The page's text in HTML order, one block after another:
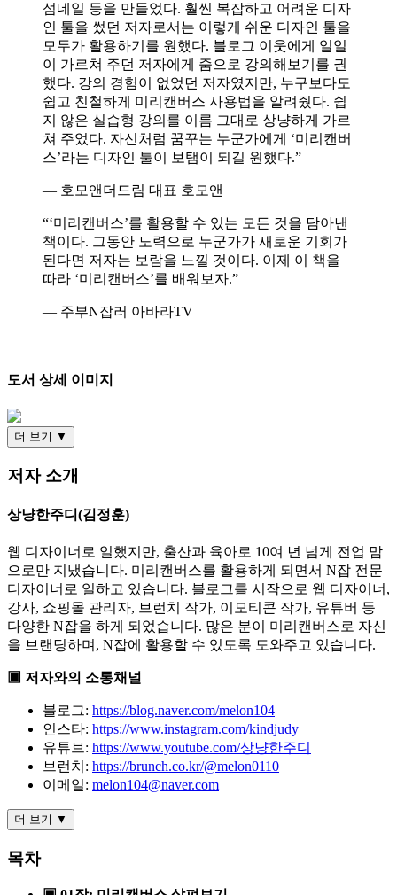
섬네일 등을 만들었다. 훨씬 복잡하고 어려운 디자
인 툴을 썼던 저자로서는 이렇게 쉬운 디자인 툴을
모두가 활용하기를 원했다. 블로그 이웃에게 일일
이 가르쳐 주던 저자에게 줌으로 강의해보기를 권
했다. 강의 경험이 없었던 저자였지만, 누구보다도
쉽고 친철하게 미리캔버스 사용법을 알려줬다. 쉽
지 않은 실습형 강의를 이름 그대로 상냥하게 가르
쳐 주었다. 자신처럼 꿈꾸는 누군가에게 ‘미리캔버
스’라는 디자인 툴이 보탬이 되길 원했다.”
— 호모앤더드림 대표 호모앤
“‘미리캔버스’를 활용할 수 있는 모든 것을 담아낸
책이다. 그동안 노력으로 누군가가 새로운 기회가
된다면 저자는 보람을 느낄 것이다. 이제 이 책을
따라 ‘미리캔버스’를 배워보자.”
— 주부N잡러 아바라TV
도서 상세 이미지
더 보기 ▼
저자 소개
상냥한주디(김정훈)
웹 디자이너로 일했지만, 출산과 육아로 10여 년 넘게 전업 맘
으로만 지냈습니다. 미리캔버스를 활용하게 되면서 N잡 전문
디자이너로 일하고 있습니다. 블로그를 시작으로 웹 디자이너,
강사, 쇼핑몰 관리자, 브런치 작가, 이모티콘 작가, 유튜버 등
다양한 N잡을 하게 되었습니다. 많은 분이 미리캔버스로 자신
을 브랜딩하며, N잡에 활용할 수 있도록 도와주고 있습니다.
▣ 저자와의 소통채널
블로그: https://blog.naver.com/melon104
인스타: https://www.instagram.com/kindjudy
유튜브: https://www.youtube.com/상냥한주디
브런치: https://brunch.co.kr/@melon0110
이메일: melon104@naver.com
더 보기 ▼
목차